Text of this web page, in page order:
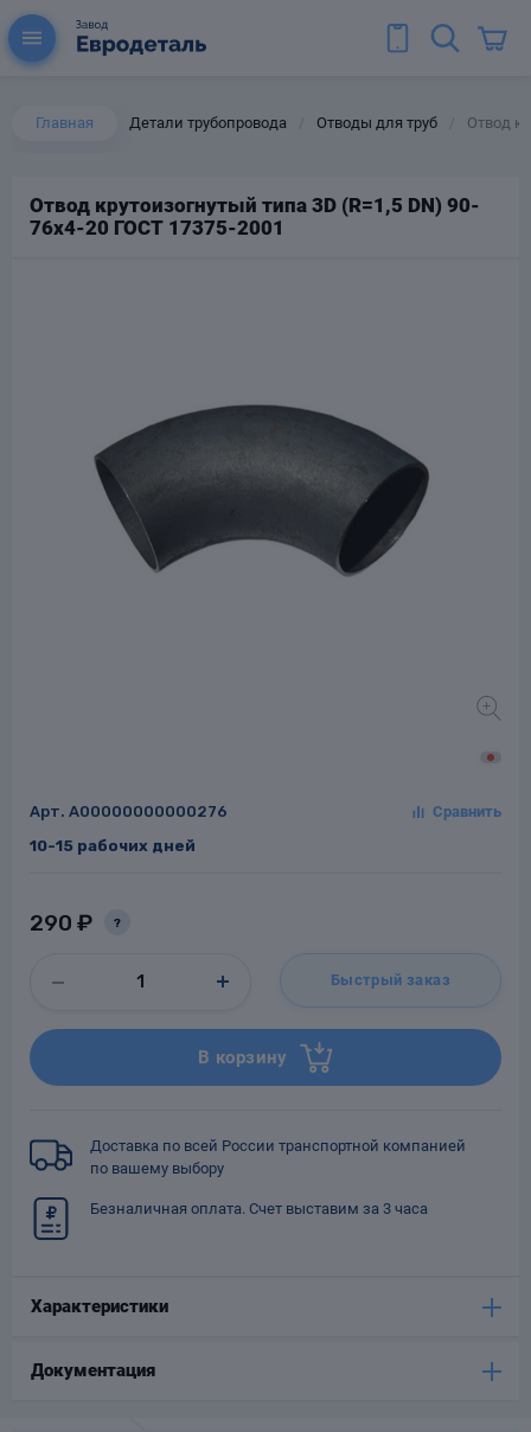
Главная Детали трубопровода Отводы для труб Отвод
Отвод крутоизогнутый типа 3D (R=1,5 DN) 90-
76х4-20 ГОСТ 17375-2001
Арт. A00000000000276
10-15 рабочих дней
290 ₽ ?
Быстрый заказ
В корзину
Доставка по всей России транспортной компанией
по вашему выбору
Безналичная оплата. Счет выставим за 3 часа
Характеристики
Документация
для труб
стальные
Фильтры для
трубопроводов